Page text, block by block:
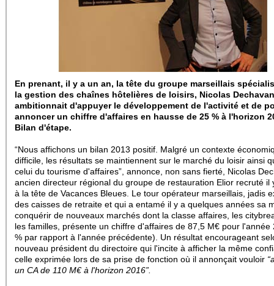
En prenant, il y a un an, la tête du groupe marseillais
la gestion des chaînes hôtelières de loisirs, Nicolas
ambitionnait d'appuyer le développement de l'activité et de
annoncer un chiffre d'affaires en hausse de 25 % à l'horizon
Bilan d'étape.
“Nous affichons un bilan 2013 positif. Malgré un contexte
difficile, les résultats se maintiennent sur le marché du loisir ainsi
celui du tourisme d'affaires”, annonce, non sans fierté, Nicolas
ancien directeur régional du groupe de restauration Elior recruté il
à la tête de Vacances Bleues Le tour opérateur marseillais, jadis
des caisses de retraite et qui a entamé il y a quelques années sa
conquérir de nouveaux marchés dont la classe affaires, les
les familles, présente un chiffre d'affaires de 87,5 M€ pour l'année
% par rapport à l'année précédente). Un résultat encourageant
nouveau président du directoire qui l'incite à afficher la même
celle exprimée lors de sa prise de fonction où il annonçait vouloir
un CA de 110 M€ à l'horizon 2016”.